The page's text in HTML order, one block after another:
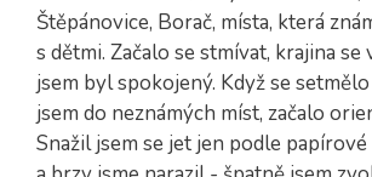
Štěpánovice, Borač, místa, která
s dětmi. Začalo se stmívat, krajina se
jsem byl spokojený. Když se
jsem do neznámých míst, začalo
Snažil jsem se jet jen podle